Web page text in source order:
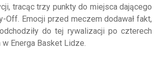
tracąc trzy punkty do miejsca dającego
Off. Emocji przed meczem dodawał fakt,
do tej rywalizacji po czterech
Energa Basket Lidze.